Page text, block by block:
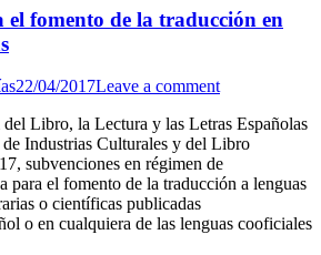
el fomento de la traducción en
22/04/2017Leave a comment
Libro, la Lectura y las Letras Españolas
Industrias Culturales y del Libro
subvenciones en régimen de
para el fomento de la traducción a lenguas
o científicas publicadas
o en cualquiera de las lenguas cooficiales